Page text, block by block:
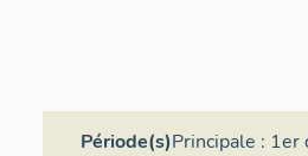
Période(s)Principale : 1er